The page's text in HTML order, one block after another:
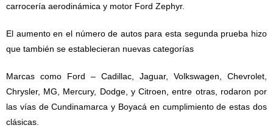
carrocería aerodinámica y motor Ford Zephyr.
El aumento en el número de autos para esta segunda prueba hizo
que también se establecieran nuevas categorías
Marcas como Ford – Cadillac, Jaguar, Volkswagen, Chevrolet,
Chrysler, MG, Mercury, Dodge, y Citroen, entre otras, rodaron por
las vías de Cundinamarca y Boyacá en cumplimiento de estas dos
clásicas.